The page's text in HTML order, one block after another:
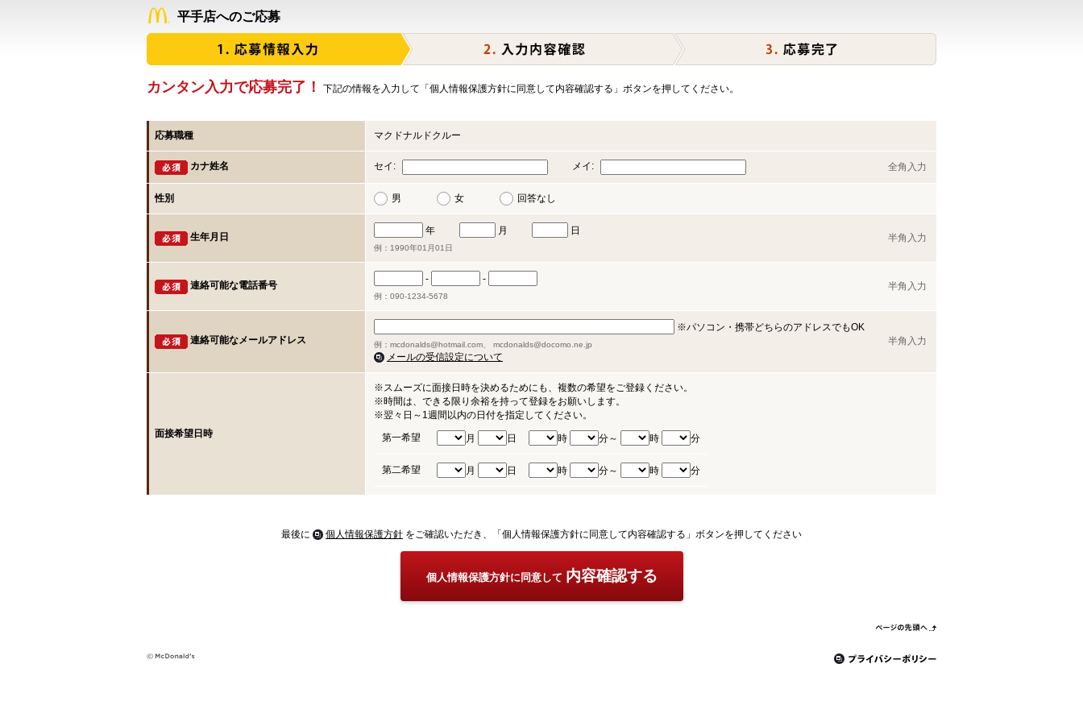
平手店へのご応募
カンタン入力で応募完了！ 下記の情報を入力して「個人情報保護方針に同意して内容確認する」ボタンを押してください。
応募職種 マクドナルドクルー
カナ姓名 セイ: メイ: 全角入力
性別 男 女 回答なし
生年月日
年 月 日
例：1990年01月01日
半角入力
連絡可能な電話番号
- -
例：090-1234-5678
半角入力
連絡可能なメールアドレス
※パソコン・携帯どちらのアドレスでもOK
例：mcdonalds@hotmail.com、 mcdonalds@docomo.ne.jp
メールの受信設定について
半角入力
面接希望日時
※スムーズに面接日時を決めるためにも、複数の希望をご登録ください。
※時間は、できる限り余裕を持って登録をお願いします。
※翌々日～1週間以内の日付を指定してください。
第一希望
月 日 時 分～ 時 分
第二希望 月 日 時 分～ 時 分
最後に 個人情報保護方針 をご確認いただき、「個人情報保護方針に同意して内容確認する」ボタンを押してください
個人情報保護方針に同意して 内容確認する